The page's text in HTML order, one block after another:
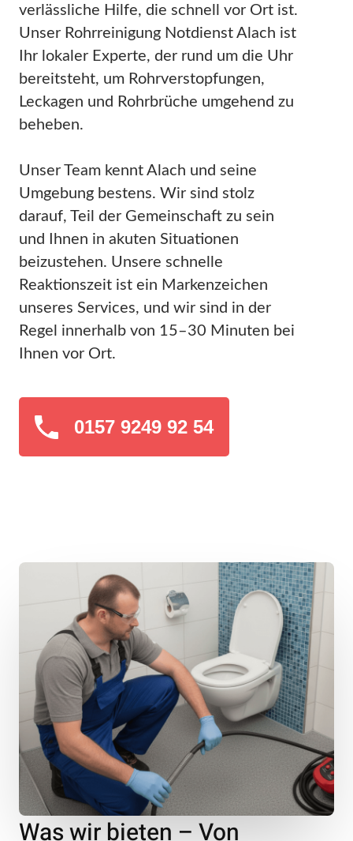
verlässliche Hilfe, die schnell vor Ort ist.
Unser Rohrreinigung Notdienst Alach ist
Ihr lokaler Experte, der rund um die Uhr
bereitsteht, um Rohrverstopfungen,
Leckagen und Rohrbrüche umgehend zu
beheben.
Unser Team kennt Alach und seine
Umgebung bestens. Wir sind stolz
darauf, Teil der Gemeinschaft zu sein
und Ihnen in akuten Situationen
beizustehen. Unsere schnelle
Reaktionszeit ist ein Markenzeichen
unseres Services, und wir sind in der
Regel innerhalb von 15–30 Minuten bei
Ihnen vor Ort.
0157 9249 92 54
Was wir bieten – Von